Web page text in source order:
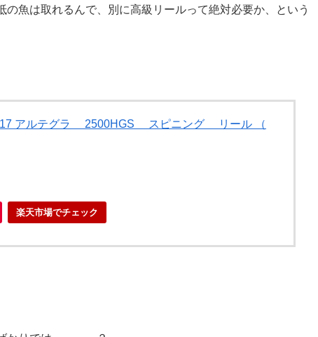
魚は取れるんで、別に高級リールって絶対必要か、という
アルテグラ 2500HGS スピニング リール （
楽天市場でチェック